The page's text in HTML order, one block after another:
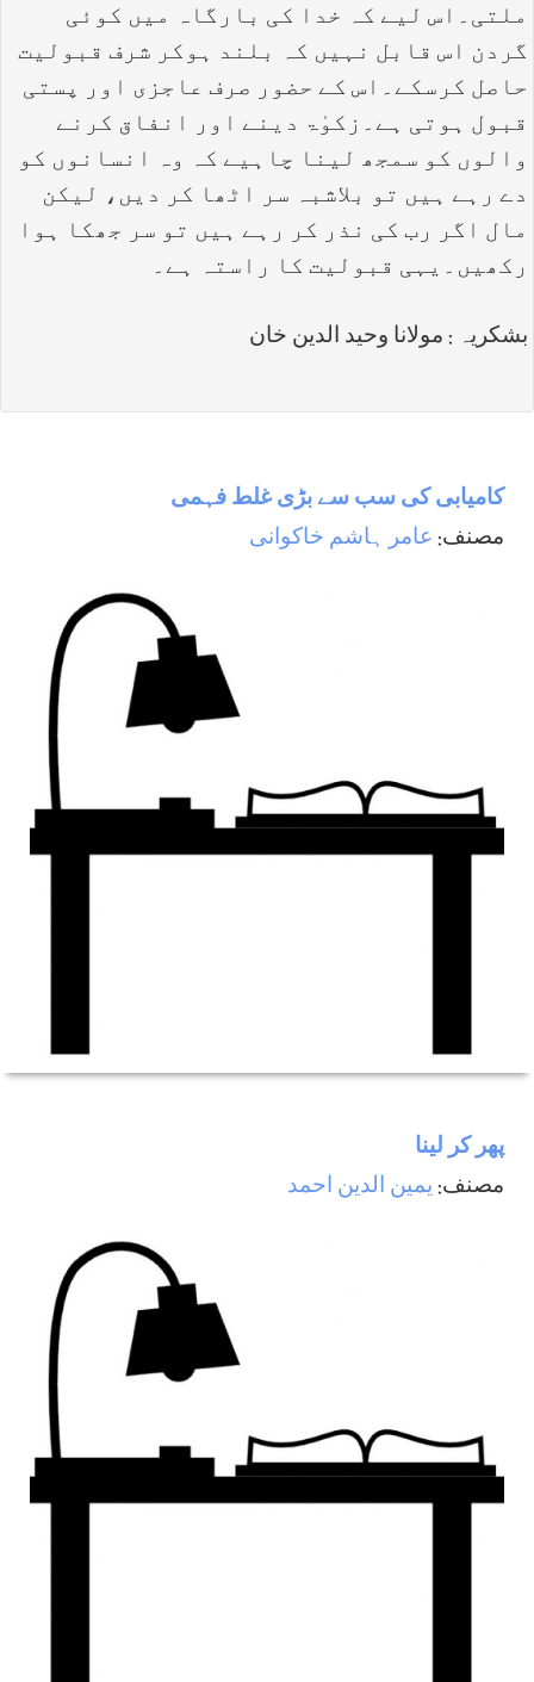
ملتی۔اس لیے کہ خدا کی بارگاہ میں کوئی
گردن اس قابل نہیں کہ بلند ہوکر شرف قبولیت
حاصل کرسکے۔اس کے حضور صرف عاجزی اور پستی
قبول ہوتی ہے۔زکوٰۃ دینے اور انفاق کرنے
والوں کو سمجھ لینا چاہیے کہ وہ انسانوں کو
دے رہے ہیں تو بلاشبہ سر اٹھا کر دیں، لیکن
مال اگر رب کی نذر کر رہے ہیں تو سر جھکا ہوا
رکھیں۔یہی قبولیت کا راستہ ہے۔
بشکریہ : مولانا وحید الدین خان
کامیابی کی سب سے بڑی غلط فہمی
مصنف: عامر ہاشم خاکوانی
پھر كر لينا
مصنف:يمين الدين احمد